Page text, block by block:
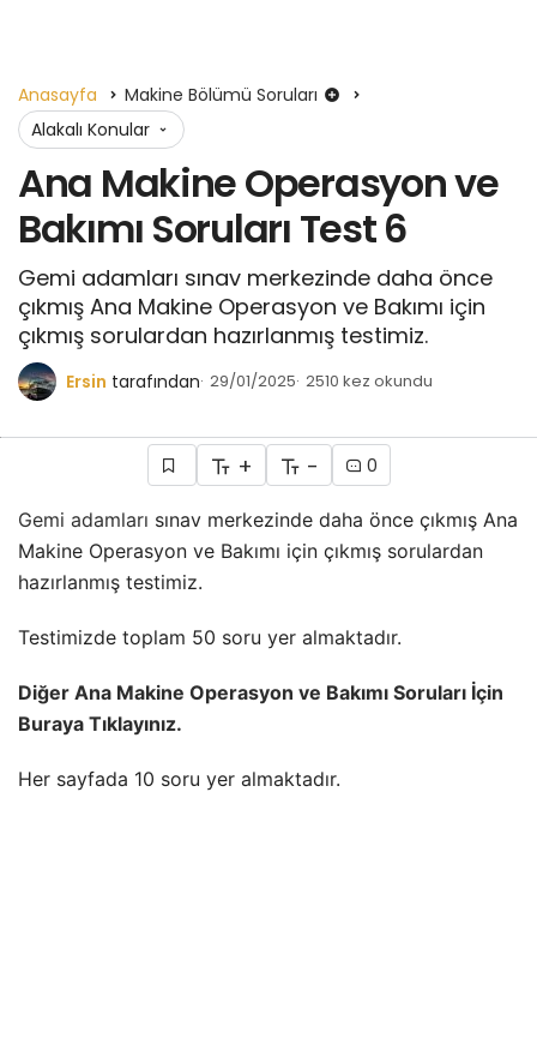
Anasayfa
Makine Bölümü Soruları
Alakalı Konular
Ana Makine Operasyon ve
Bakımı Soruları Test 6
Gemi adamları sınav merkezinde daha önce
çıkmış Ana Makine Operasyon ve Bakımı için
çıkmış sorulardan hazırlanmış testimiz.
Ersin tarafından 29/01/2025 2510 kez okundu
+ - 0
Gemi adamları sınav merkezinde daha önce çıkmış Ana
Makine Operasyon ve Bakımı için çıkmış sorulardan
hazırlanmış testimiz.
Testimizde toplam 50 soru yer almaktadır.
Diğer Ana Makine Operasyon ve Bakımı Soruları İçin
Buraya Tıklayınız.
Her sayfada 10 soru yer almaktadır.